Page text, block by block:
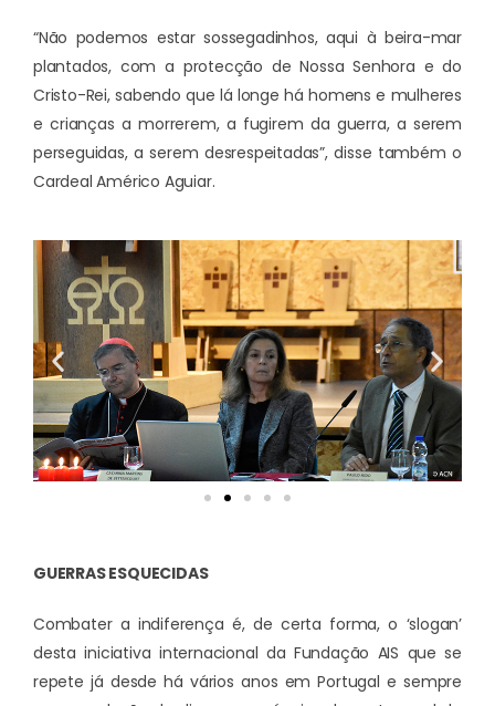
“Não podemos estar sossegadinhos, aqui à beira-mar
plantados, com a protecção de Nossa Senhora e do
Cristo-Rei, sabendo que lá longe há homens e mulheres
e crianças a morrerem, a fugirem da guerra, a serem
perseguidas, a serem desrespeitadas”, disse também o
Cardeal Américo Aguiar.
GUERRAS ESQUECIDAS
Combater a indiferença é, de certa forma, o ‘slogan’
desta iniciativa internacional da Fundação AIS que se
repete já desde há vários anos em Portugal e sempre